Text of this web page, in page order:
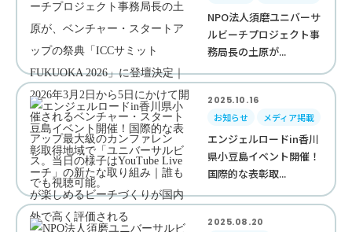
NPO法人須磨ユニバーサ
ルビーチプロジェクト事
務局長の土原が...
2025.10.16
お知らせ
メディア掲載
エンジェルロードin香川
県小豆島イベント開催！
国際的な表彰取...
2025.08.20